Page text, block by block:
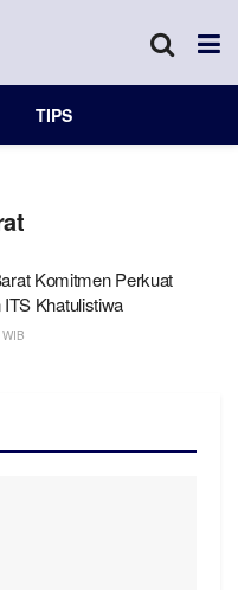
TIPS
Komitmen Perkuat
Khatulistiwa